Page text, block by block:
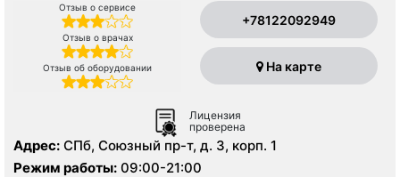
Отзыв о сервисе
Отзыв о врачах
Отзыв об оборудовании
+78122092949
На карте
Лицензия
проверена
Адрес: СПб, Союзный пр-т, д. 3, корп. 1
Режим работы: 09:00-21:00